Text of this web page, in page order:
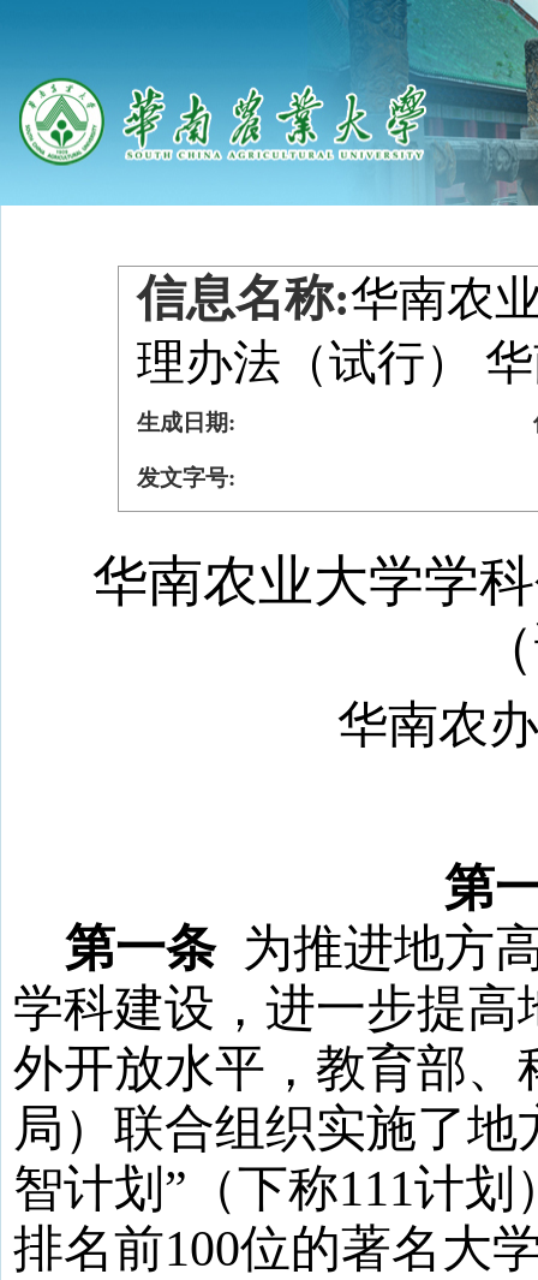
信息名称:华南农
理办法（试行）
生成日期:
发文字号:
华南农业大学学
华南农
第
第一条 为推进地方
学科建设，进一步提
外开放水平， 教育部、
局）联合组织实施了地
智计划”（下称111计划
排名前100位的著名大